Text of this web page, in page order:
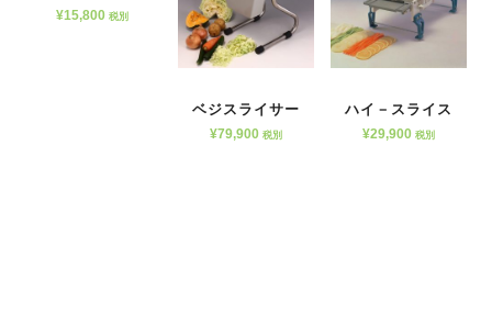
¥15,800 税別
ベジスライサー
¥79,900 税別
ハイ－スライス
¥29,900 税別